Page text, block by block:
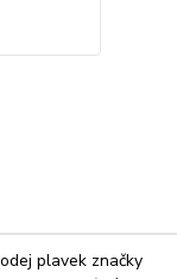
plavek značky